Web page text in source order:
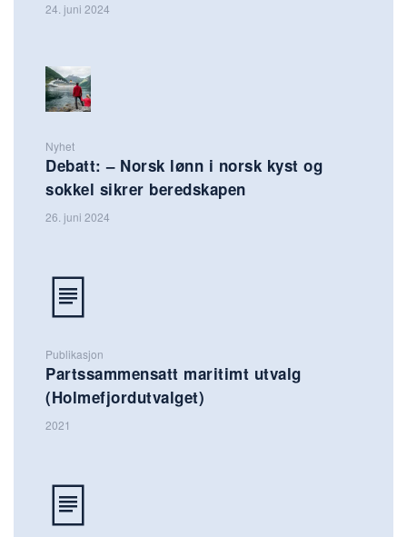
24. juni 2024
Nyhet
Debatt: – Norsk lønn i norsk kyst og
sokkel sikrer beredskapen
26. juni 2024
Publikasjon
Partssammensatt maritimt utvalg
(Holmefjordutvalget)
2021